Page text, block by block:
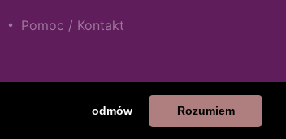
odmów Rozumiem
• Pomoc / Kontakt